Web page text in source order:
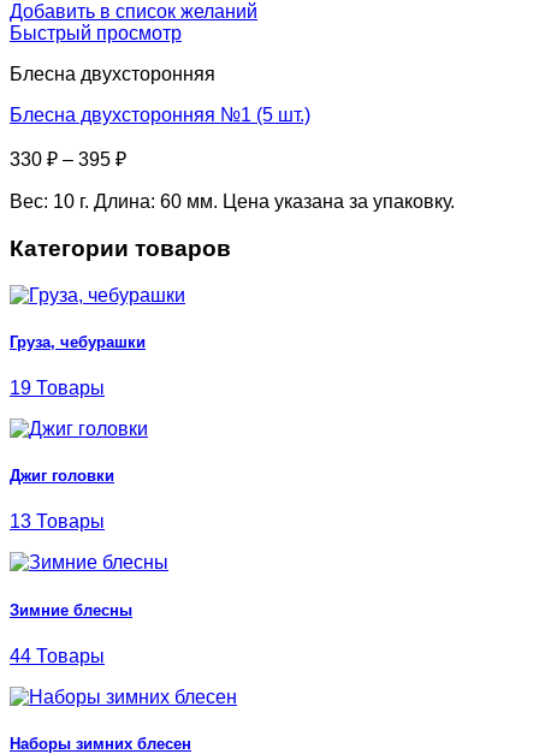
Добавить в список желаний
Быстрый просмотр
Блесна двухсторонняя
Блесна двухсторонняя №1 (5 шт.)
330 ₽ – 395 ₽
Вес: 10 г. Длина: 60 мм. Цена указана за упаковку.
Категории товаров
Груза, чебурашки
19 Товары
Джиг головки
13 Товары
Зимние блесны
44 Товары
Наборы зимних блесен